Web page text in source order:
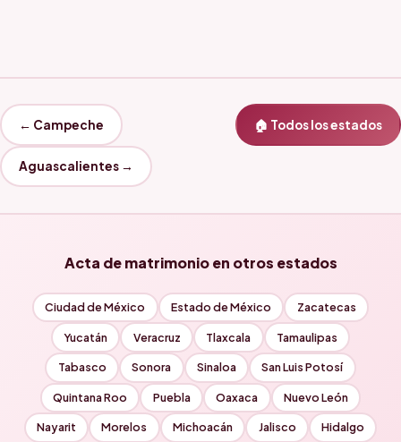
← Campeche 🏠 Todos los estados
Aguascalientes →
Acta de matrimonio en otros estados
Ciudad de México Estado de México Zacatecas
Yucatán Veracruz Tlaxcala Tamaulipas
Tabasco Sonora Sinaloa San Luis Potosí
Quintana Roo Puebla Oaxaca Nuevo León
Nayarit Morelos Michoacán Jalisco Hidalgo